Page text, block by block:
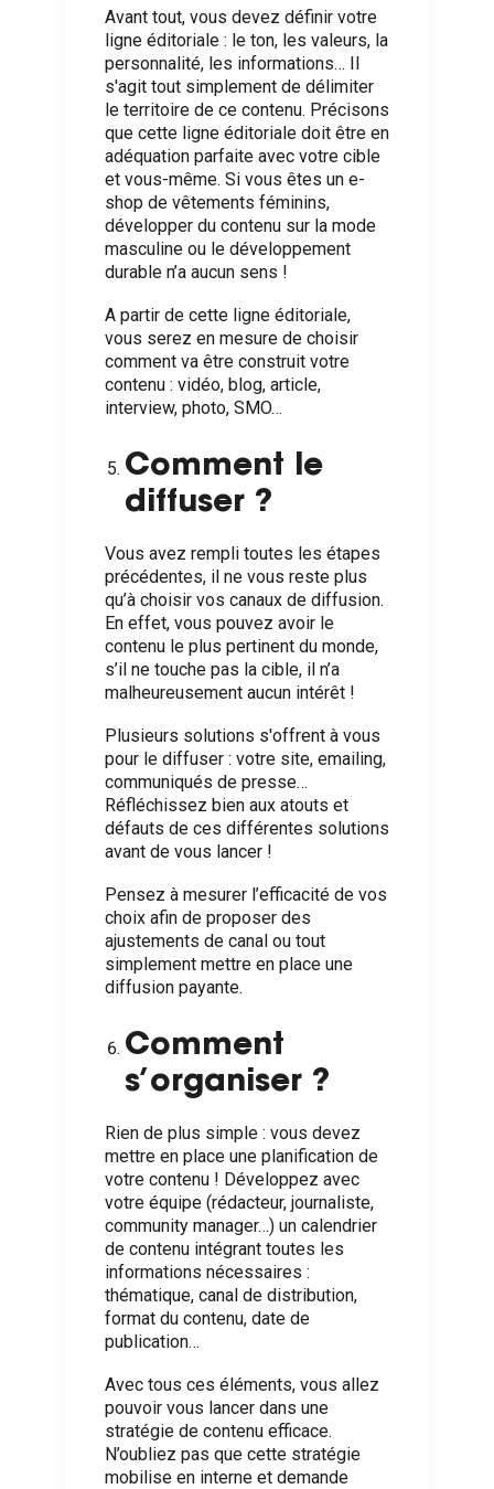
Avant tout, vous devez définir votre
ligne éditoriale : le ton, les valeurs, la
personnalité, les informations… Il
s'agit tout simplement de délimiter
le territoire de ce contenu. Précisons
que cette ligne éditoriale doit être en
adéquation parfaite avec votre cible
et vous-même. Si vous êtes un e-
shop de vêtements féminins,
développer du contenu sur la mode
masculine ou le développement
durable n’a aucun sens !
A partir de cette ligne éditoriale,
vous serez en mesure de choisir
comment va être construit votre
contenu : vidéo, blog, article,
interview, photo, SMO…
Comment le
diffuser ?
Vous avez rempli toutes les étapes
précédentes, il ne vous reste plus
qu’à choisir vos canaux de diffusion.
En effet, vous pouvez avoir le
contenu le plus pertinent du monde,
s’il ne touche pas la cible, il n’a
malheureusement aucun intérêt !
Plusieurs solutions s'offrent à vous
pour le diffuser : votre site, emailing,
communiqués de presse…
Réfléchissez bien aux atouts et
défauts de ces différentes solutions
avant de vous lancer !
Pensez à mesurer l’efficacité de vos
choix afin de proposer des
ajustements de canal ou tout
simplement mettre en place une
diffusion payante.
Comment
s’organiser ?
Rien de plus simple : vous devez
mettre en place une planification de
votre contenu ! Développez avec
votre équipe (rédacteur, journaliste,
community manager…) un calendrier
de contenuintégrant toutes les
informations nécessaires :
thématique, canal de distribution,
format du contenu, date de
publication…
Avec tous ces éléments, vous allez
pouvoir vous lancer dans une
stratégie de contenu efficace.
N’oubliez pas que cette stratégie
mobilise en interne et demande